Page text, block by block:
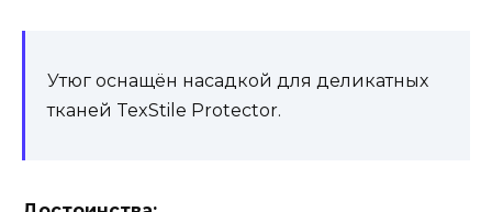
Утюг оснащён насадкой для деликатных
тканей TexStile Protector.